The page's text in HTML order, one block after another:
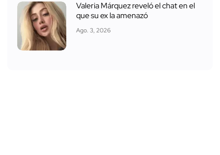
Valeria Márquez reveló el chat en el
que su ex la amenazó
Ago. 3, 2026